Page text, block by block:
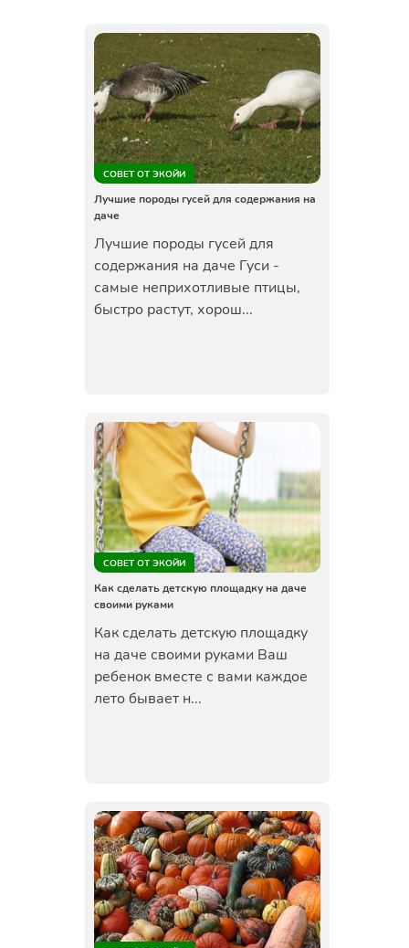
СОВЕТ ОТ ЭКОЙИ
Лучшие породы гусей для содержания на
даче
Лучшие породы гусей для
содержания на даче Гуси -
самые неприхотливые птицы,
быстро растут, хорош...
СОВЕТ ОТ ЭКОЙИ
Как сделать детскую площадку на даче
своими руками
Как сделать детскую площадку
на даче своими руками Ваш
ребенок вместе с вами каждое
лето бывает н...